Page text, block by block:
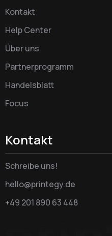
Kontakt
Help Center
Über uns
Partnerprogramm
Handelsblatt
Focus
Kontakt
Schreibe uns!
hello@printegy.de
+49 201 890 63 448